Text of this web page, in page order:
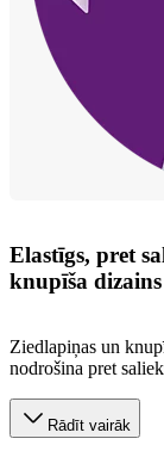
Elastīgs, pret
knupīša dizains
Ziedlapiņas un
nodrošina pret
Rādīt vairāk